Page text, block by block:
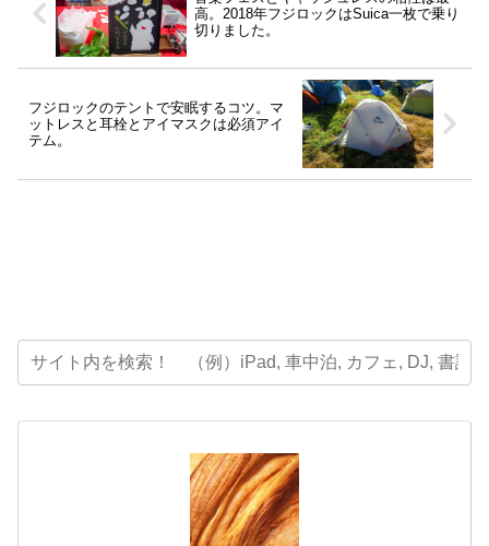
高。2018年フジロックはSuica一枚で乗り
切りました。
フジロックのテントで安眠するコツ。マ
ットレスと耳栓とアイマスクは必須アイ
テム。